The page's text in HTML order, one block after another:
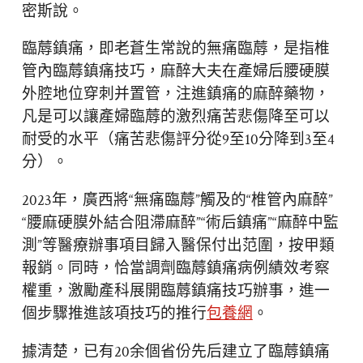
密斯說。
臨蓐鎮痛，即老蒼生常說的無痛臨蓐，是指椎
管內臨蓐鎮痛技巧，麻醉大夫在產婦后腰硬膜
外腔地位穿刺并置管，注進鎮痛的麻醉藥物，
凡是可以讓產婦臨蓐的激烈痛苦悲傷降至可以
耐受的水平（痛苦悲傷評分從9至10分降到3至4
分）。
2023年，廣西將“無痛臨蓐”觸及的“椎管內麻醉”
“腰麻硬膜外結合阻滯麻醉”“術后鎮痛”“麻醉中監
測”等醫療辦事項目歸入醫保付出范圍，按甲類
報銷。同時，恰當調劑臨蓐鎮痛病例績效考察
權重，激勵產科展開臨蓐鎮痛技巧辦事，進一
個步驟推進該項技巧的推行包養網。
據清楚，已有20余個省份先后建立了臨蓐鎮痛